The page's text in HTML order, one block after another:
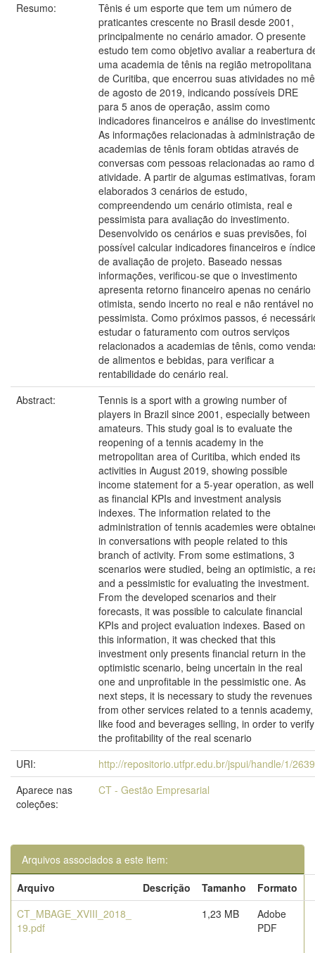
Resumo:
Tênis é um esporte que tem um número de
praticantes crescente no Brasil desde 2001,
principalmente no cenário amador. O presente
estudo tem como objetivo avaliar a reabertura
uma academia de tênis na região metropolitana
de Curitiba, que encerrou suas atividades no
de agosto de 2019, indicando possíveis DRE
para 5 anos de operação, assim como
indicadores financeiros e análise do
As informações relacionadas à administração de
academias de tênis foram obtidas através de
conversas com pessoas relacionadas ao ramo
atividade. A partir de algumas estimativas, foram
elaborados 3 cenários de estudo,
compreendendo um cenário otimista, real e
pessimista para avaliação do investimento.
Desenvolvido os cenários e suas previsões, foi
possível calcular indicadores financeiros e
de avaliação de projeto. Baseado nessas
informações, verificou-se que o investimento
apresenta retorno financeiro apenas no cenário
otimista, sendo incerto no real e não rentável no
pessimista. Como próximos passos, é
estudar o faturamento com outros serviços
relacionados a academias de tênis, como
de alimentos e bebidas, para verificar a
rentabilidade do cenário real.
Abstract:
Tennis is a sport with a growing number of
players in Brazil since 2001, especially between
amateurs. This study goal is to evaluate the
reopening of a tennis academy in the
metropolitan area of Curitiba, which ended its
activities in August 2019, showing possible
income statement for a 5-year operation, as well
as financial KPIs and investment analysis
indexes. The information related to the
administration of tennis academies were
in conversations with people related to this
branch of activity. From some estimations, 3
scenarios were studied, being an optimistic, a
and a pessimistic for evaluating the investment.
From the developed scenarios and their
forecasts, it was possible to calculate financial
KPIs and project evaluation indexes. Based on
this information, it was checked that this
investment only presents financial return in the
optimistic scenario, being uncertain in the real
one and unprofitable in the pessimistic one. As
next steps, it is necessary to study the revenues
from other services related to a tennis academy,
like food and beverages selling, in order to verify
the profitability of the real scenario
URI:
http://repositorio.utfpr.edu.br/jspui/handle/1/
Aparece nas
coleções:
CT - Gestão Empresarial
Arquivos associados a este item:
Arquivo
Descrição Tamanho
Formato
CT_MBAGE_XVIII_2018_
19.pdf
1,23 MB
Adobe
PDF